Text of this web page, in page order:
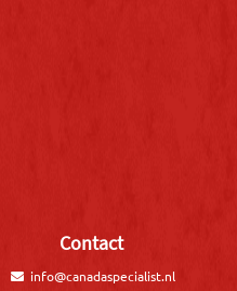
Contact
info@canadaspecialist.nl